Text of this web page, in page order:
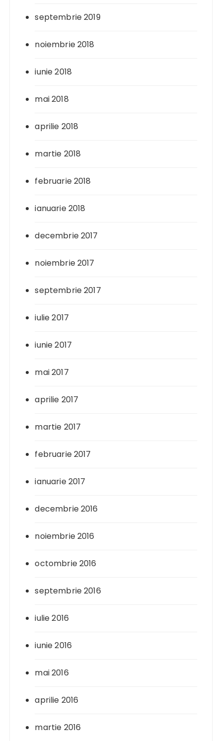
septembrie 2019
noiembrie 2018
iunie 2018
mai 2018
aprilie 2018
martie 2018
februarie 2018
ianuarie 2018
decembrie 2017
noiembrie 2017
septembrie 2017
iulie 2017
iunie 2017
mai 2017
aprilie 2017
martie 2017
februarie 2017
ianuarie 2017
decembrie 2016
noiembrie 2016
octombrie 2016
septembrie 2016
iulie 2016
iunie 2016
mai 2016
aprilie 2016
martie 2016